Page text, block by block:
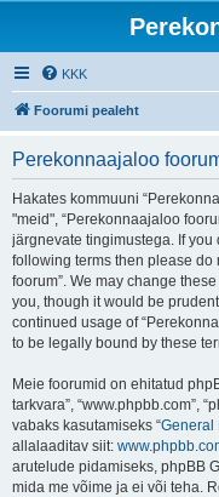
KKK
Foorumi pealeht
Perekonnaajaloo
Hakates kommuuni
"meid", “Perekonnaajaloo
järgnevate tingimustega. If
following terms then please do
foorum”. We may change
you, though it would be
continued usage of
to be legally bound by these
Meie foorumid on ehitatud
tarkvara”, “www.phpbb.com”,
vabaks kasutamiseks “General
allalaaditav siit:
arutelude pidamiseks, phpBB
mida me võime ja ei või teha.